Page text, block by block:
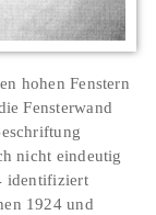
hohen Fenstern
Fensterwand
nicht eindeutig
identifiziert
1924 und